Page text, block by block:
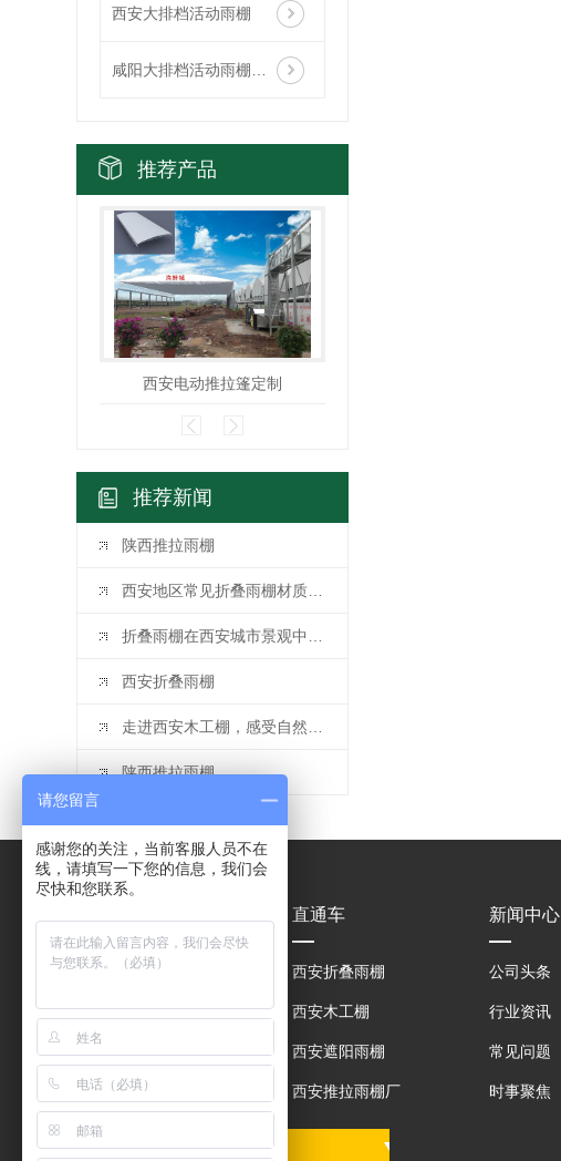
西安大排档活动雨棚
咸阳大排档活动雨棚设计
推荐产品
西安电动推拉篷定制
推荐新闻
陕西推拉雨棚
西安地区常见折叠雨棚材质及优缺点分析
折叠雨棚在西安城市景观中的角色与发展趋势
西安折叠雨棚
走进西安木工棚，感受自然与艺术的结合
陕西推拉雨棚
电动推拉雨棚
大型移动仓库雨棚
钢筋棚木工棚
铁皮棚
直通车
西安折叠雨棚
西安木工棚
西安遮阳雨棚
西安推拉雨棚厂
新闻中心
公司头条
行业资讯
常见问题
时事聚焦
友情链接
请您留言
感谢您的关注，当前客服人员不在
线，请填写一下您的信息，我们会
尽快和您联系。